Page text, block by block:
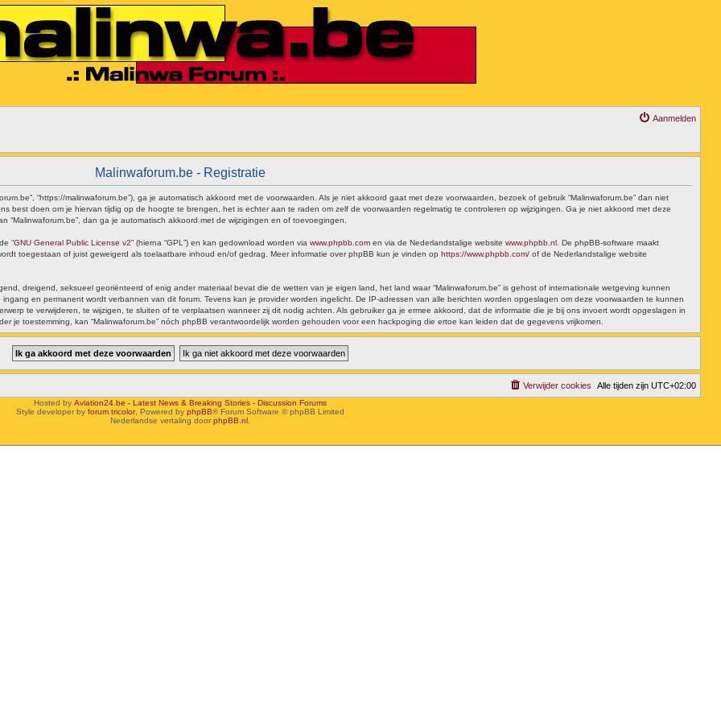
Aanmelden
Malinwaforum.be - Registratie
“https://malinwaforum.be”), ga je automatisch akkoord met de voorwaarden. Als je niet akkoord gaat met deze voorwaarden, bezoek of gebruik “Malinwaforum.be” dan niet
best doen om je hiervan tijdig op de hoogte te brengen, het is echter aan te raden om zelf de voorwaarden regelmatig te controleren op wijzigingen. Ga je niet akkoord met deze
“Malinwaforum.be”, dan ga je automatisch akkoord met de wijzigingen en of toevoegingen.
“GNU General Public License v2” (hierna “GPL”) en kan gedownload worden via www.phpbb.com en via de Nederlandstalige website www.phpbb.nl . De phpBB-software maakt
toegestaan of juist geweigerd als toelaatbare inhoud en/of gedrag. Meer informatie over phpBB kun je vinden op https://www.phpbb.com/ of de Nederlandstalige website
dreigend, seksueel georiënteerd of enig ander materiaal bevat die de wetten van je eigen land, het land waar “Malinwaforum.be” is gehost of internationale wetgeving kunnen
en permanent wordt verbannen van dit forum. Tevens kan je provider worden ingelicht. De IP-adressen van alle berichten worden opgeslagen om deze voorwaarden te kunnen
te verwijderen, te wijzigen, te sluiten of te verplaatsen wanneer zij dit nodig achten. Als gebruiker ga je ermee akkoord, dat de informatie die je bij ons invoert wordt opgeslagen in
je toestemming, kan “Malinwaforum.be” nóch phpBB verantwoordelijk worden gehouden voor een hackpoging die ertoe kan leiden dat de gegevens vrijkomen.
Alle tijden zijn UTC+02:00
Verwijder cookies
Hosted by Aviation24.be - Latest News & Breaking Stories - Discussion Forums
Style developer by forum tricolor, Powered by phpBB® Forum Software © phpBB Limited
Nederlandse vertaling doorphpBB.nl